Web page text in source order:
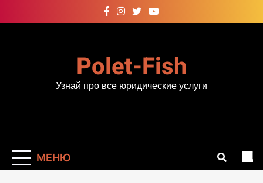
к
Polet-Fish
Узнай про все юридические услуги
МЕНЮ